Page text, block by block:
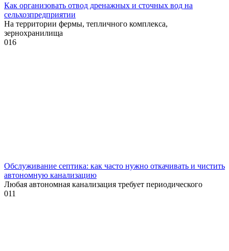
Как организовать отвод дренажных и сточных вод на
сельхозпредприятии
На территории фермы, тепличного комплекса,
зернохранилища
016
Обслуживание септика: как часто нужно откачивать и чистить
автономную канализацию
Любая автономная канализация требует периодического
011